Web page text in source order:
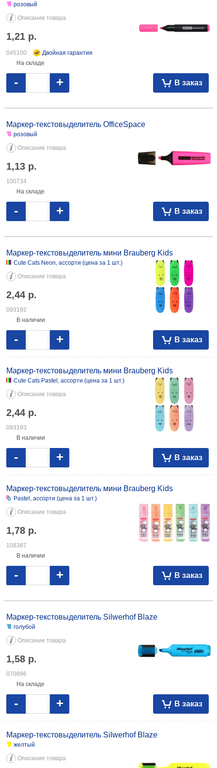
розовый
Описание товара
1,21 р.
045100
Двойная гарантия
На складе
В заказ
- +
Маркер-текстовыделитель OfficeSpace
розовый
Описание товара
1,13 р.
100734
На складе
В заказ
- +
ассорти 2,44 093192 Cute Cats Pastel, ассорти 2,44 093193 Pastel,
ассорти 1,78 108387
Маркер-текстовыделитель мини Brauberg Kids
Cute Cats Neon, ассорти (цена за 1 шт.)
Описание товара
2,44 р.
093192
В наличии
В заказ
- +
Маркер-текстовыделитель мини Brauberg Kids
Cute Cats Pastel, ассорти (цена за 1 шт.)
Описание товара
2,44 р.
093193
В наличии
В заказ
- +
Маркер-текстовыделитель мини Brauberg Kids
Pastel, ассорти (цена за 1 шт.)
Описание товара
1,78 р.
108387
В наличии
В заказ
- +
желтый 1,58 069529 зеленый 1,58 069527
Маркер-текстовыделитель Silwerhof Blaze
голубой
Описание товара
1,58 р.
070896
На складе
В заказ
- +
Маркер-текстовыделитель Silwerhof Blaze
желтый
Описание товара